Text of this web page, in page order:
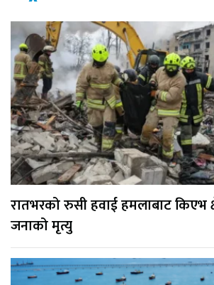
रातभरको रुसी हवाई हमलाबाट किएभ
जनाको मृत्यु